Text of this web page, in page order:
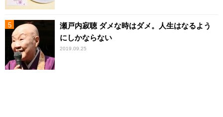
瀬戸内寂聴 ダメな時はダメ。人生はなるよう
にしかならない
2019.09.25